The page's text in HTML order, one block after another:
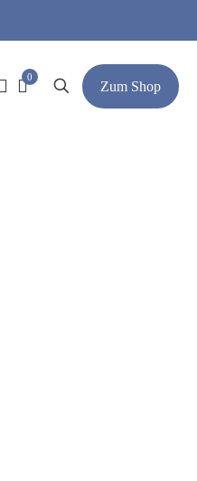
0
Zum Shop